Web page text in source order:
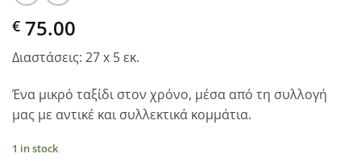
€ 75.00
Διαστάσεις: 27 x 5 εκ.
Ένα μικρό ταξίδι στον χρόνο, μέσα από τη συλλογή
μας με αντικέ και συλλεκτικά κομμάτια.
1 in stock